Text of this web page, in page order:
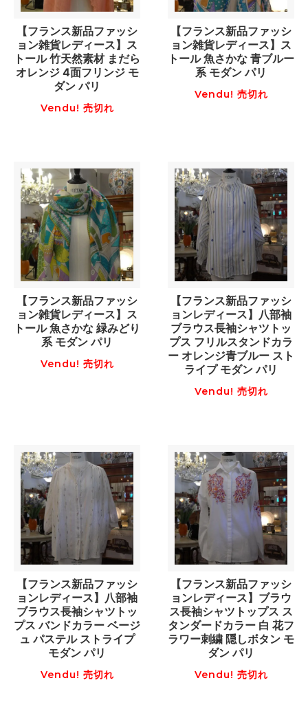
【フランス新品ファッシ
ョン雑貨レディース】ス
トール 竹天然素材 まだら
オレンジ 4面フリンジ モ
ダン パリ
Vendu! 売切れ
【フランス新品ファッシ
ョン雑貨レディース】ス
トール 魚さかな 青ブルー
系 モダン パリ
Vendu! 売切れ
【フランス新品ファッシ
ョン雑貨レディース】ス
トール 魚さかな 緑みどり
系 モダン パリ
Vendu! 売切れ
【フランス新品ファッシ
ョンレディース】八部袖
ブラウス長袖シャツトッ
プス フリルスタンドカラ
ー オレンジ青ブルー スト
ライプ モダン パリ
Vendu! 売切れ
【フランス新品ファッシ
ョンレディース】八部袖
ブラウス長袖シャツトッ
プス バンドカラー ベージ
ュ パステル ストライプ
モダン パリ
Vendu! 売切れ
【フランス新品ファッシ
ョンレディース】ブラウ
ス長袖シャツトップス ス
タンダードカラー 白 花フ
ラワー刺繍 隠しボタン モ
ダン パリ
Vendu! 売切れ